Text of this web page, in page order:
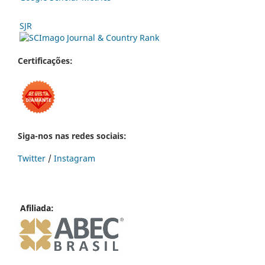
SJR
Certificações:
Siga-nos nas redes sociais:
Twitter / Instagram
Afiliada: